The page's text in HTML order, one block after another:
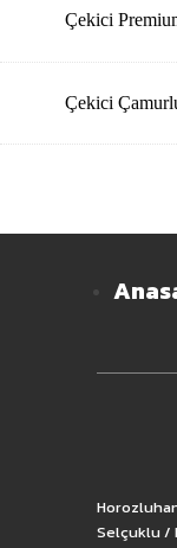
Çekici
Çekici
Selçuklu /